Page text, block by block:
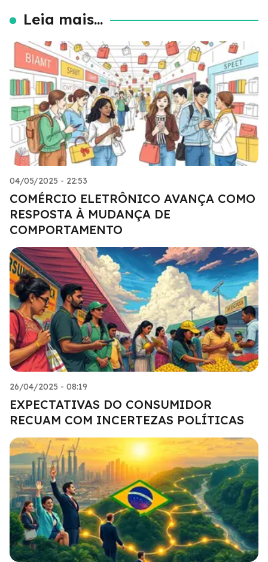
Leia mais...
04/05/2025 - 22:53
COMÉRCIO ELETRÔNICO AVANÇA COMO
RESPOSTA À MUDANÇA DE
COMPORTAMENTO
26/04/2025 - 08:19
EXPECTATIVAS DO CONSUMIDOR
RECUAM COM INCERTEZAS POLÍTICAS